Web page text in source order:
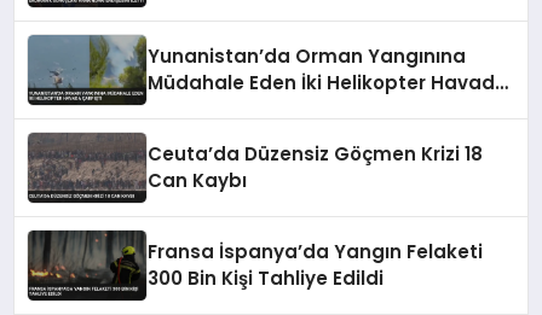
Yunanistan’da Orman Yangınına
Müdahale Eden İki Helikopter Havada
Ceuta’da Düzensiz Göçmen Krizi 18
Can Kaybı
Fransa İspanya’da Yangın Felaketi
300 Bin Kişi Tahliye Edildi